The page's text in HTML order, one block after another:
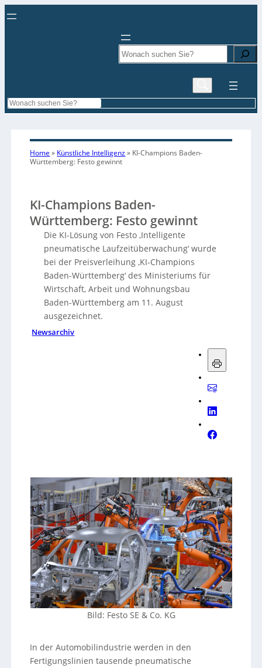
Search
Search
Home » Künstliche Intelligenz» KI-Champions Baden-
Württemberg: Festo gewinnt
KI-Champions Baden-
Württemberg: Festo gewinnt
Die KI-Lösung von Festo ‚Intelligente
pneumatische Laufzeitüberwachung‘ wurde
bei der Preisverleihung ‚KI-Champions
Baden-Württemberg‘ des Ministeriums für
Wirtschaft, Arbeit und Wohnungsbau
Baden-Württemberg am 11. August
ausgezeichnet.
Newsarchiv
Bild: Festo SE & Co. KG
In der Automobilindustrie werden in den
Fertigungslinien tausende pneumatische